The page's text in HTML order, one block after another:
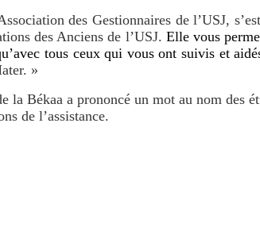
des Gestionnaires de l’USJ,
des Anciens de l’USJ. Elle vous
tous ceux qui vous ont suivis et
»
la Békaa a prononcé un mot au nom des
de l’assistance.